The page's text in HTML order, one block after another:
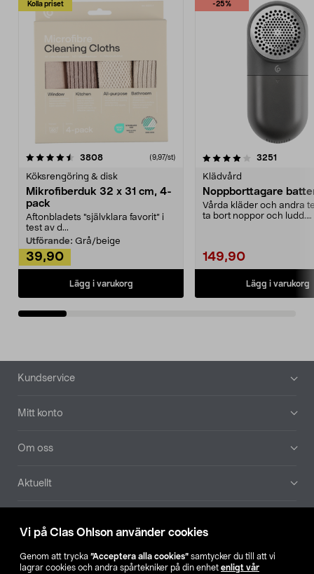
Vi på Clas Ohlson använder cookies
Genom att trycka ”Acceptera alla cookies” samtycker du till att vi
lagrar cookies och andra spårtekniker på din enhet enligt vår
Kolla priset
3808recensioner (9,97/st)
Köksrengöring & disk
Mikrofiberduk 32 x 31 cm, 4-
pack
Aftonbladets "självklara favorit” i
test av d...
Utförande: Grå/beige
39,90
Lägg i varukorg
-25%
4.0av 5 stjärnor 3251
Klädvård
Noppborttagare
Vårda kläder och andra
ta bort noppor och ludd.
149,90
Lägg i varukorg
4.5av 5 stjärnor
Sidfot
Kundservice
Mitt konto
Om oss
Aktuellt
Hitta butik